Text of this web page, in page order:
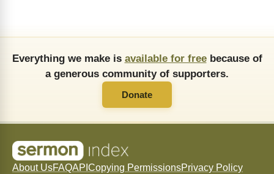
Everything we make is available for freebecause of
a generous community of supporters.
Donate
About UsFAQAPI Copying PermissionsPrivacy Policy